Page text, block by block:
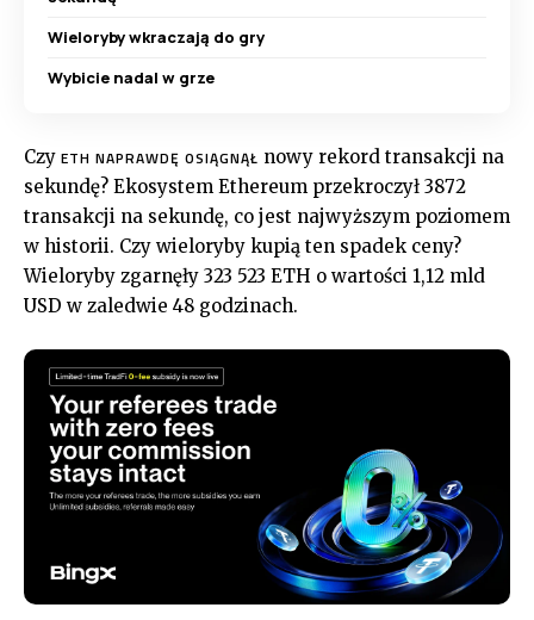
Wieloryby wkraczają do gry
Wybicie nadal w grze
Czy ETH NAPRAWDĘ OSIĄGNĄŁ nowy rekord transakcji na
sekundę? Ekosystem Ethereum przekroczył 3872
transakcji na sekundę, co jest najwyższym poziomem
w historii. Czy wieloryby kupią ten spadek ceny?
Wieloryby zgarnęły 323 523 ETH o wartości 1,12 mld
USD w zaledwie 48 godzinach.